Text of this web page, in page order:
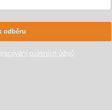
21 DNŮ
804 Kč
odběru
osobních údajů